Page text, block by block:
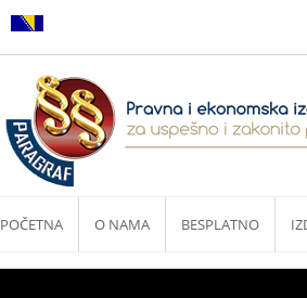
POČETNA O NAMA BESPLATNO